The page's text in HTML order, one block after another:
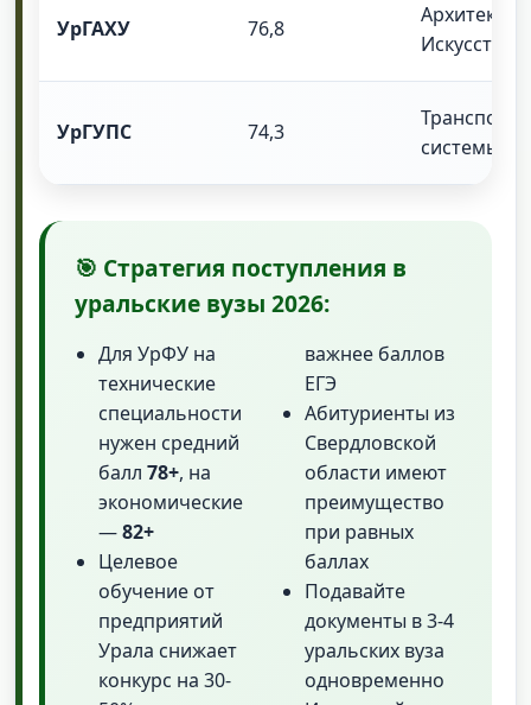
УрГАХУ 76,8
Искусства
УрГУПС 74,3
системы,
🎯 Стратегия поступления в
уральские вузы 2026:
Для УрФУ на
технические
специальности
нужен средний
балл 78+, на
экономические
—82+
Целевое
обучение от
предприятий
Урала снижает
конкурс на 30-
важнее баллов
ЕГЭ
Абитуриенты из
Свердловской
области имеют
преимущество
при равных
баллах
Подавайте
документы в 3-4
уральских вуза
одновременно